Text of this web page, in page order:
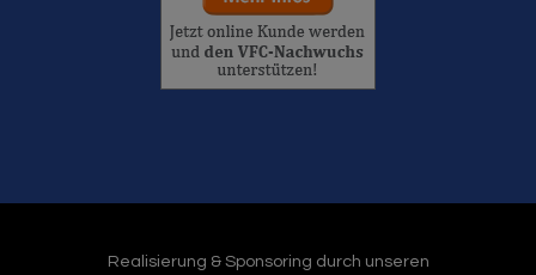
Realisierung & Sponsoring durch unseren